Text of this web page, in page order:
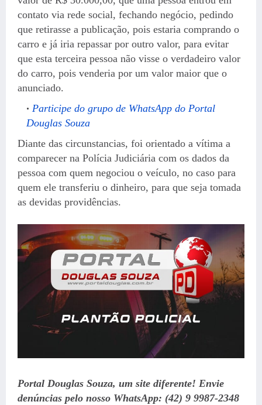
contato via rede social, fechando negócio, pedindo
que retirasse a publicação, pois estaria comprando o
carro e já iria repassar por outro valor, para evitar
que esta terceira pessoa não visse o verdadeiro valor
do carro, pois venderia por um valor maior que o
anunciado.
Participe do grupo de WhatsApp do Portal
Douglas Souza
Diante das circunstancias, foi orientado a vítima a
comparecer na Polícia Judiciária com os dados da
pessoa com quem negociou o veículo, no caso para
quem ele transferiu o dinheiro, para que seja tomada
as devidas providências.
Portal Douglas Souza, um site diferente! Envie
denúncias pelo nosso WhatsApp: (42) 9 9987-2348